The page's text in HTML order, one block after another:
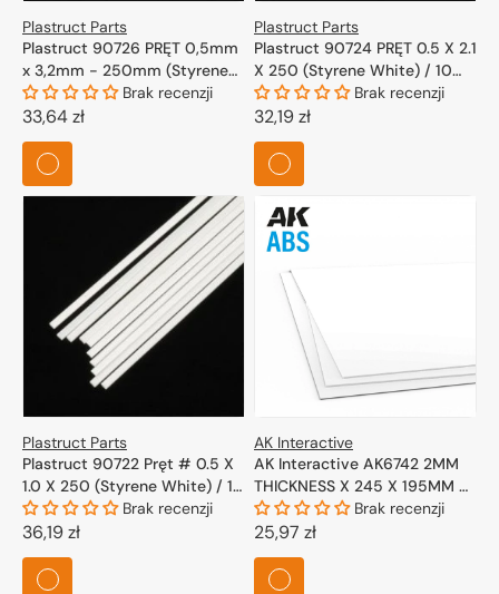
Plastruct Parts
Plastruct 90726 PRĘT 0,5mm
x 3,2mm - 250mm (Styrene
White) / 10 szt.Brak recenzji
Cena
regularna
33,64 zł
Plastruct Parts
Plastruct 90724 PRĘT 0.5 X 2.1
X 250 (Styrene White) / 10
szt.
Brak recenzji
Cena
regularna
32,19 zł
Plastruct Parts
Plastruct 90722 Pręt # 0.5 X
1.0 X 250 (Styrene White) / 10
szt.
Brak recenzji
Cena
regularna
36,19 zł
AK Interactive
AK Interactive AK6742 2MM
THICKNESS X 245 X 195MM –
ABS SHEET – 1 UNIT PER BAG
Brak recenzji
Cena
regularna
25,97 zł